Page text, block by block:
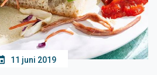
11 juni 2019